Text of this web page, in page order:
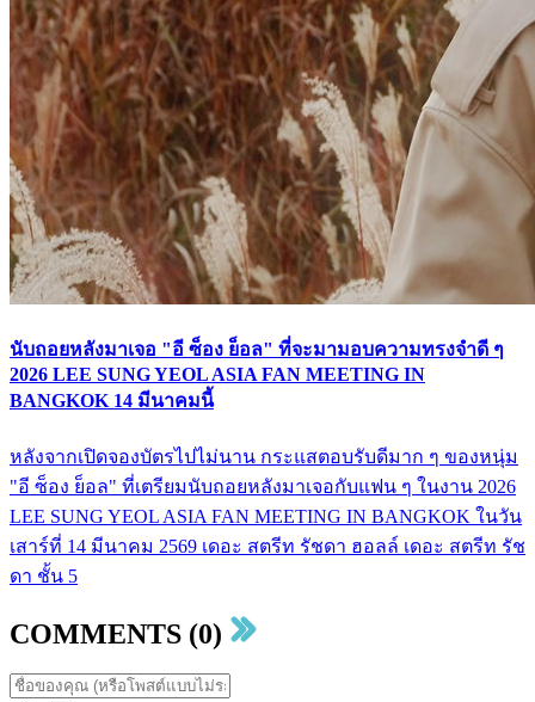
นับถอยหลังมาเจอ "อี ซ็อง ย็อล" ที่จะมามอบความทรงจำดี ๆ
2026 LEE SUNG YEOL ASIA FAN MEETING IN
BANGKOK 14 มีนาคมนี้
หลังจากเปิดจองบัตรไปไม่นาน กระแสตอบรับดีมาก ๆ ของหนุ่ม
"อี ซ็อง ย็อล" ที่เตรียมนับถอยหลังมาเจอกับแฟน ๆ ในงาน 2026
LEE SUNG YEOL ASIA FAN MEETING IN BANGKOK ในวัน
เสาร์ที่ 14 มีนาคม 2569 เดอะ สตรีท รัชดา ฮอลล์ เดอะ สตรีท รัช
ดา ชั้น 5
COMMENTS (0)